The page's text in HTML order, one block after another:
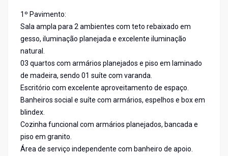
1º Pavimento:
Sala ampla para 2 ambientes com teto rebaixado em
gesso, iluminação planejada e excelente iluminação
natural.
03 quartos com armários planejados e piso em laminado
de madeira, sendo 01 suíte com varanda.
Escritório com excelente aproveitamento de espaço.
Banheiros social e suíte com armários, espelhos e box em
blindex.
Cozinha funcional com armários planejados, bancada e
piso em granito.
Área de serviço independente com banheiro de apoio.